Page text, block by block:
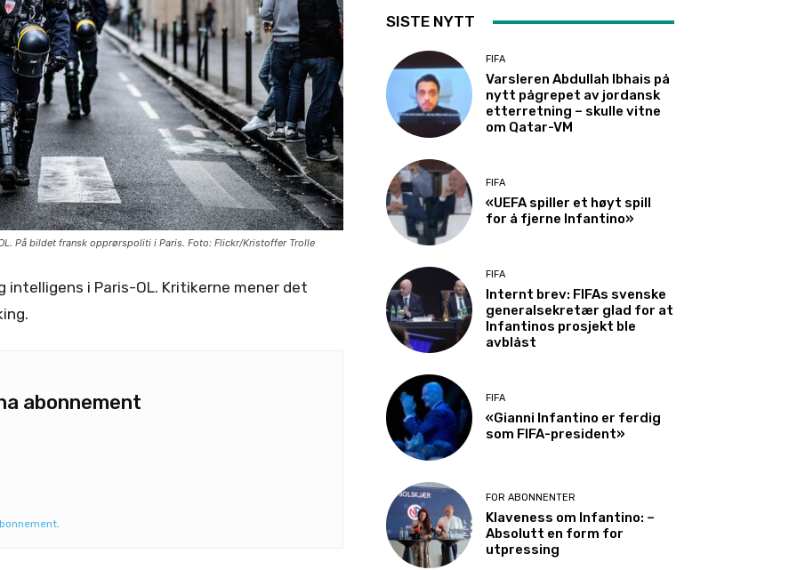
På bildet fransk opprørspoliti i Paris. Foto: Flickr/Kristoffer Trolle
i Paris-OL. Kritikerne mener det
abonnement
.
SISTE NYTT
FIFA
Varsleren Abdullah Ibhais på
nytt pågrepet av jordansk
etterretning – skulle vitne
om Qatar-VM
FIFA
«UEFA spiller et høyt spill
for å fjerne Infantino»
FIFA
Internt brev: FIFAs svenske
generalsekretær glad for at
Infantinos prosjekt ble
avblåst
FIFA
«Gianni Infantino er ferdig
som FIFA-president»
FOR ABONNENTER
Klaveness om Infantino: –
Absolutt en form for
utpressing